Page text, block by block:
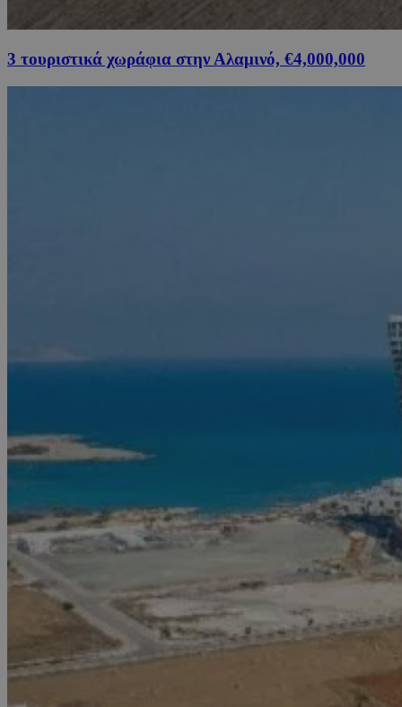
3 τουριστικά χωράφια στην Αλαμινό, €4,000,000